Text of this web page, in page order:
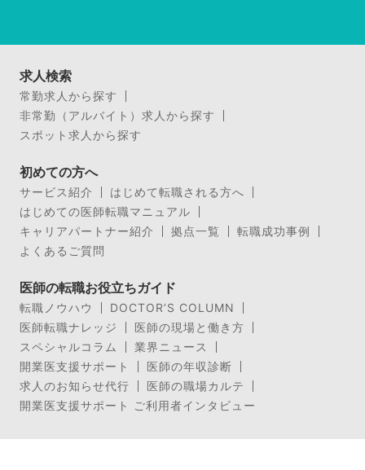
求人検索
常勤求人から探す
非常勤（アルバイト）求人から探す
スポット求人から探す
初めての方へ
サービス紹介
はじめて転職される方へ
はじめての医師転職マニュアル
キャリアパートナー紹介
拠点一覧
転職成功事例
よくあるご質問
医師の転職お役立ちガイド
転職ノウハウ
DOCTOR’S COLUMN
医師転職ナレッジ
医師の現場と働き方
スペシャルコラム
業界ニュース
開業医支援サポート
医師の年収診断
求人のお知らせ代行
医師の職場カルテ
開業医支援サポート ご利用者インタビュー